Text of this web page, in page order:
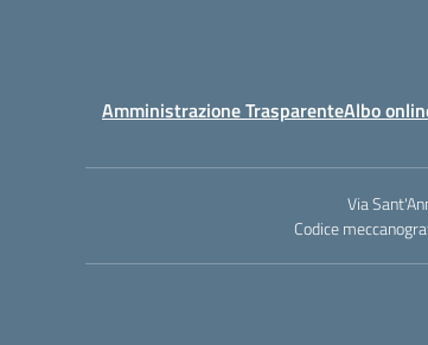
Amministrazione TrasparenteAlbo
Via
Codice